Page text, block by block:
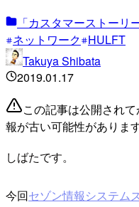
「カスタマーストー
ネットワーク HULFT
Takuya Shibata
2019.01.17
この記事は公開され
報が古い可能性がありま
しばたです。
今回セゾン情報システム